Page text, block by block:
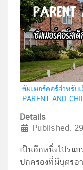
ซัมเมอร์คอร์สำหรับ
PARENT AND
Details
Published:
เป็นอีกหนึ่งโปรแ
ปกครองที่มีบุตรอ